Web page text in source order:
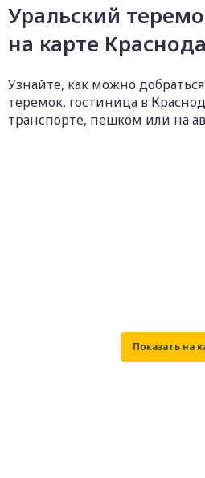
Уральский
на карте
Узнайте, как можно
теремок, гостиница в
транспорте, пешком или на